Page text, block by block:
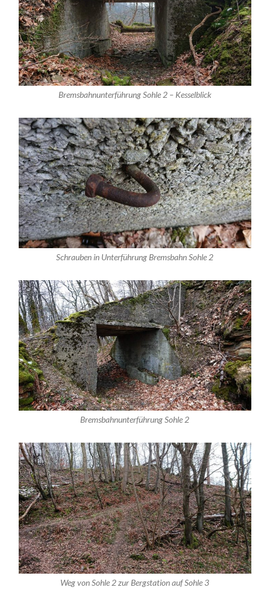
Bremsbahnunterführung Sohle 2 – Kesselblick
Schrauben in Unterführung Bremsbahn Sohle 2
Bremsbahnunterführung Sohle 2
Weg von Sohle 2 zur Bergstation auf Sohle 3